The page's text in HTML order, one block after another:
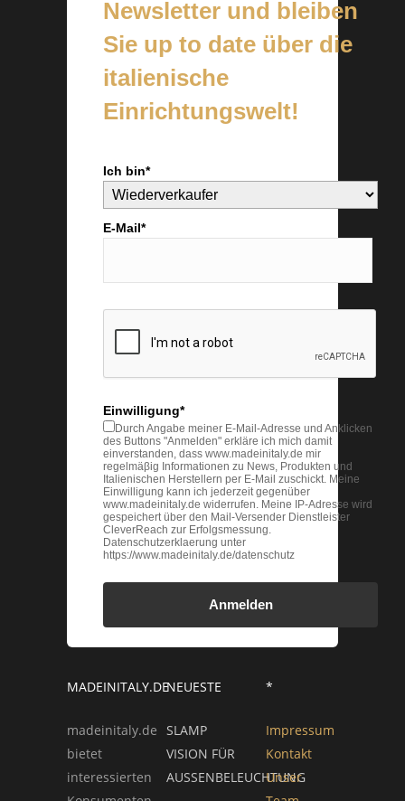
Newsletter und bleiben
Sie up to date über die
italienische
Einrichtungswelt!
Ich bin*
E-Mail*
Einwilligung*
Durch Angabe meiner E-Mail-Adresse und Anklicken
des Buttons "Anmelden" erkläre ich mich damit
einverstanden, dass www.madeinitaly.de mir
regelmäβig Informationen zu News, Produkten und
Italienischen Herstellern per E-Mail zuschickt. Meine
Einwilligung kann ich jederzeit gegenüber
www.madeinitaly.de widerrufen. Meine IP-Adresse wird
gespeichert über den Mail-Versender Dienstleister
CleverReach zur Erfolgsmessung.
Datenschutzerklaerung unter
https://www.madeinitaly.de/datenschutz
Anmelden
MADEINITALY.DE
madeinitaly.de
bietet
interessierten
NEUESTE
SLAMP
VISION FÜR
AUSSENBELEUCHTUNG
*
Impressum
Kontakt
Unser